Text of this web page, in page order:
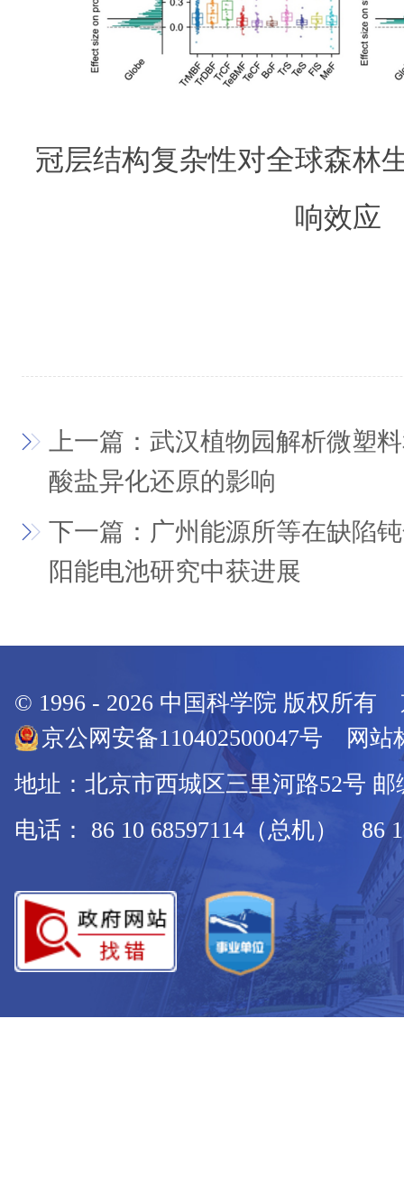
冠层结构复杂性对全球森林
响效应
上一篇：武汉植物园解析微塑
酸盐异化还原的影响
下一篇：广州能源所等在缺陷
阳能电池研究中获进展
© 1996 - 2026 中国科学院 版权所有
京公网安备110402500047号 网站
地址：北京市西城区三里河路52号 邮
电话： 86 10 68597114（总机） 86